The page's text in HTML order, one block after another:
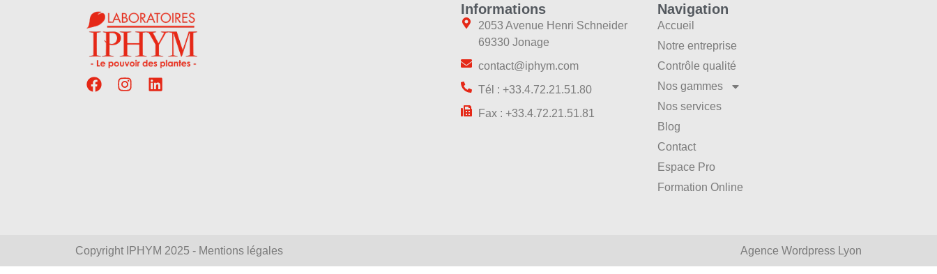
Informations
2053 Avenue Henri Schneider
69330 Jonage
contact@iphym.com
Tél : +33.4.72.21.51.80
Fax : +33.4.72.21.51.81
Navigation
Accueil
Notre entreprise
Contrôle qualité
Nos gammes
Nos services
Blog
Contact
Espace Pro
Formation Online
Copyright IPHYM 2025 - Mentions légales Agence Wordpress Lyon